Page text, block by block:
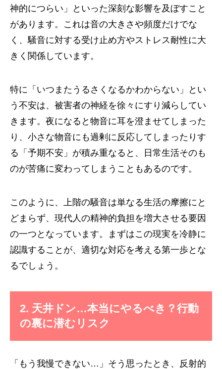
神的につらい」といった深刻な影響を及ぼすこと
があります。これは音の大きさや頻度だけでな
く、騒音に対する受け止め方やストレス耐性に大
きく関係しています。
特に「いつまたうるさくなるかわからない」とい
う不安は、被害者の神経を徐々にすり減らしてい
きます。夜になると物音に耳を澄ませてしまった
り、小さな物音にも過剰に反応してしまったりす
る「予期不安」が積み重なると、日常生活そのも
のが苦痛に変わってしまうこともあるのです。
このように、上階の騒音は単なる生活の摩擦にと
どまらず、現代人の精神的負担を増大させる要因
の一つとなっています。まずはこの現実を冷静に
認識することが、適切な対応を考える第一歩とな
るでしょう。
2. 天井ドン…本当にやるべき？行動
の裏に潜むリスク
「もう我慢できない…」そう思ったとき、反射的